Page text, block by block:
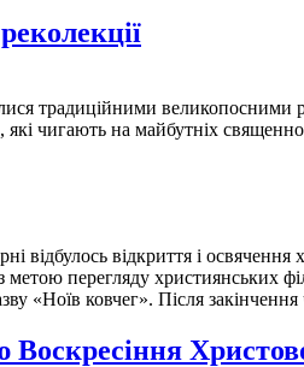
традиційними великопосними
чигають на майбутніх
відбулось відкриття і
перегляду християнських
«Ноїв ковчег». Після